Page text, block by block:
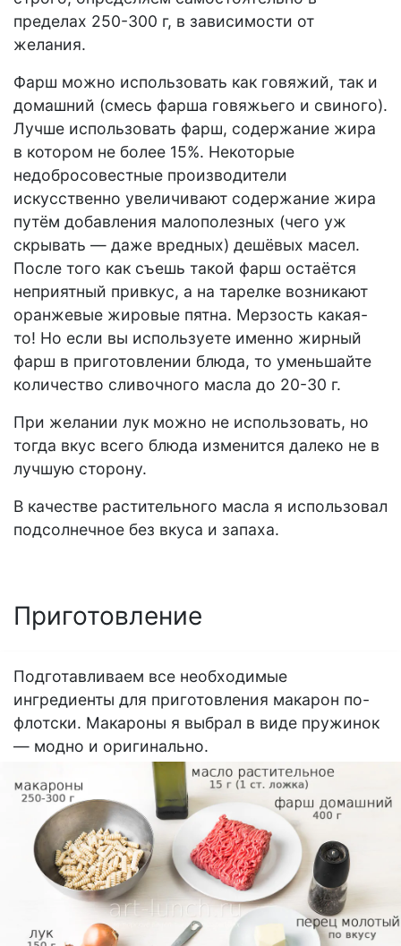
пределах 250-300 г, в зависимости от
желания.
Фарш можно использовать как говяжий, так и
домашний (смесь фарша говяжьего и свиного).
Лучше использовать фарш, содержание жира
в котором не более 15%. Некоторые
недобросовестные производители
искусственно увеличивают содержание жира
путём добавления малополезных (чего уж
скрывать — даже вредных) дешёвых масел.
После того как съешь такой фарш остаётся
неприятный привкус, а на тарелке возникают
оранжевые жировые пятна. Мерзость какая-
то! Но если вы используете именно жирный
фарш в приготовлении блюда, то уменьшайте
количество сливочного масла до 20-30 г.
При желании лук можно не использовать, но
тогда вкус всего блюда изменится далеко не в
лучшую сторону.
В качестве растительного масла я использовал
подсолнечное без вкуса и запаха.
Приготовление
Подготавливаем все необходимые
ингредиенты для приготовления макарон по-
флотски. Макароны я выбрал в виде пружинок
— модно и оригинально.